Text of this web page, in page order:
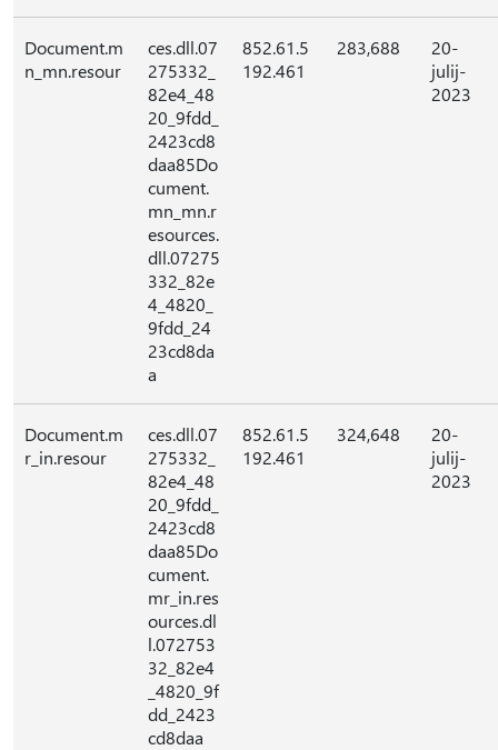
Document.m
n_mn.resour
ces.dll.07
275332_
82e4_48
20_9fdd_
2423cd8
daa85Do
cument.
mn_mn.r
esources.
dll.07275
332_82e
4_4820_
9fdd_24
23cd8da
a
852.61.5
192.461
283,688
20-
julij-
2023
Document.m
r_in.resour
ces.dll.07
275332_
82e4_48
20_9fdd_
2423cd8
daa85Do
cument.
mr_in.res
ources.dl
l.072753
32_82e4
_4820_9f
dd_2423
cd8daa
852.61.5
192.461
324,648
20-
julij-
2023